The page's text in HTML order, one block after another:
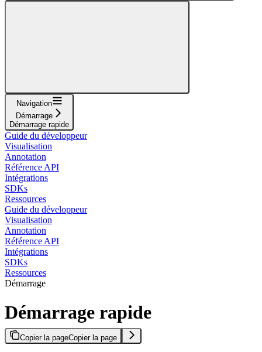
Navigation
Démarrage
Démarrage rapide
Guide du développeur
Visualisation
Annotation
Référence API
Intégrations
SDKs
Ressources
Guide du développeur
Visualisation
Annotation
Référence API
Intégrations
SDKs
Ressources
Démarrage
Démarrage rapide
Copier la pageCopier la page